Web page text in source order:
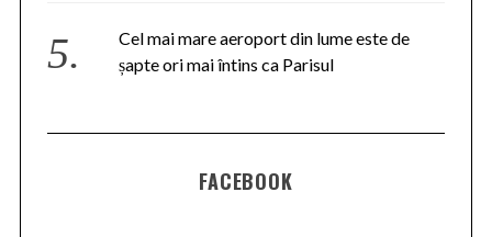
Cel mai mare aeroport din lume este de
șapte ori mai întins ca Parisul
FACEBOOK